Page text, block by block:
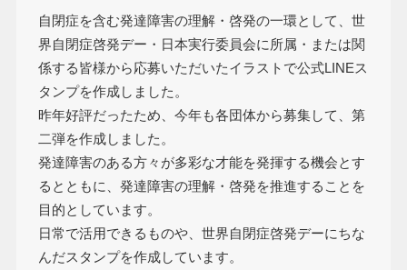
自閉症を含む発達障害の理解・啓発の一環として、世
界自閉症啓発デー・日本実行委員会に所属・または関
係する皆様から応募いただいたイラストで公式LINEス
タンプを作成しました。
昨年好評だったため、今年も各団体から募集して、第
二弾を作成しました。
発達障害のある方々が多彩な才能を発揮する機会とす
るとともに、発達障害の理解・啓発を推進することを
目的としています。
日常で活用できるものや、世界自閉症啓発デーにちな
んだスタンプを作成しています。